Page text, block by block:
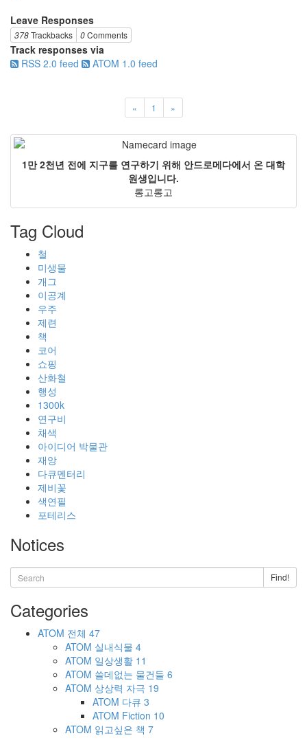
Leave Responses
378Trackbacks 0Comments
Track responses via
RSS 2.0 feed
ATOM 1.0 feed
« 1 »
1만 2천년 전에 지구를 연구하기 위해 안드로메다에서 온 대학
원생입니다.
롱고롱고
Tag Cloud
철
미생물
개그
이공계
우주
제련
책
코어
쇼핑
산화철
행성
1300k
연구비
채색
아이디어 박물관
재앙
다큐멘터리
제비꽃
색연필
포테리스
Notices
Find!
Categories
ATOM 전체 47
ATOM 실내식물 4
ATOM 일상생활 11
ATOM 쓸데없는 물건들 6
ATOM 상상력 자극 19
ATOM 다큐 3
ATOM Fiction 10
ATOM 읽고싶은 책 7